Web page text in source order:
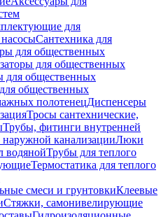
для
Сантехника для
для общественных
для общественных
для общественных
общественных
полотенецДиспенсеры
Тросы сантехнические,
Трубы, фитинги внутренней
канализацииЛюки
водянойТрубы для теплого
Термостатика для теплого
смеси и грунтовкиКлеевые
Стяжки, самонивелирующие